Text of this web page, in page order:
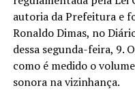
autoria da Prefeitura e
Ronaldo Dimas, no
dessa segunda-feira, 9.
como é medido o
sonora na vizinhança.